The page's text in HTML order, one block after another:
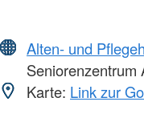
Alten- und
Seniorenzentrum
Karte: Link zur